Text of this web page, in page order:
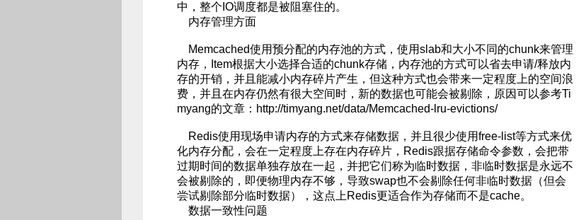
中，整个IO调度都是被阻塞住的。
内存管理方面
Memcached使用预分配的内存池的方式，使用slab和大小不同的chunk来管理
内存，Item根据大小选择合适的chunk存储，内存池的方式可以省去申请/释放内
存的开销，并且能减小内存碎片产生，但这种方式也会带来一定程度上的空间浪
费，并且在内存仍然有很大空间时，新的数据也可能会被剔除，原因可以参考Ti
myang的文章：http://timyang.net/data/Memcached-lru-evictions/
Redis使用现场申请内存的方式来存储数据，并且很少使用free-list等方式来优
化内存分配，会在一定程度上存在内存碎片，Redis跟据存储命令参数，会把带
过期时间的数据单独存放在一起，并把它们称为临时数据，非临时数据是永远不
会被剔除的，即便物理内存不够，导致swap也不会剔除任何非临时数据（但会
尝试剔除部分临时数据），这点上Redis更适合作为存储而不是cache。
数据一致性问题